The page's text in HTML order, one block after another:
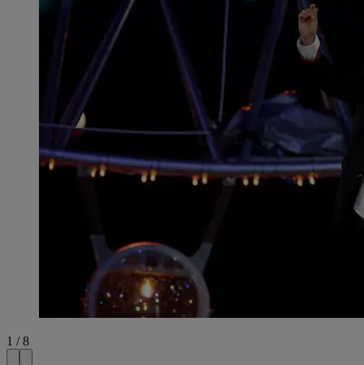
1 / 8